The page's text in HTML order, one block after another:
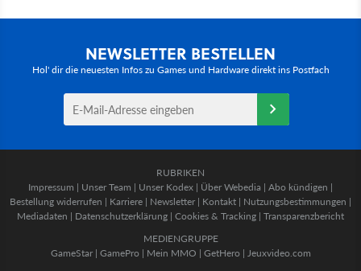
NEWSLETTER BESTELLEN
Hol' dir die neuesten Infos zu Games und Hardware direkt ins Postfach
RUBRIKEN
Impressum | Unser Team | Unser Kodex | Über Webedia | Abo kündigen |
Bestellung widerrufen | Karriere | Newsletter | Kontakt | Nutzungsbestimmungen |
Mediadaten | Datenschutzerklärung | Cookies & Tracking | Transparenzbericht
MEDIENGRUPPE
GameStar| GamePro | Mein MMO | GetHero | Jeuxvideo.com